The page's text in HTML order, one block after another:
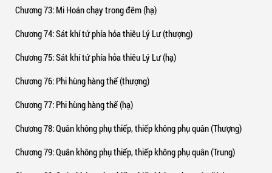
Chương 73: Mi Hoán chạy trong đêm (hạ)
Chương 74: Sát khí tứ phía hỏa thiêu Lý Lư (thượng)
Chương 75: Sát khí tứ phía hỏa thiêu Lý Lư (hạ)
Chương 76: Phi hùng hàng thế (thượng)
Chương 77: Phi hùng hàng thế (hạ)
Chương 78: Quân không phụ thiếp, thiếp không phụ quân (Thượng)
Chương 79: Quân không phụ thiếp, thiếp không phụ quân (Trung)